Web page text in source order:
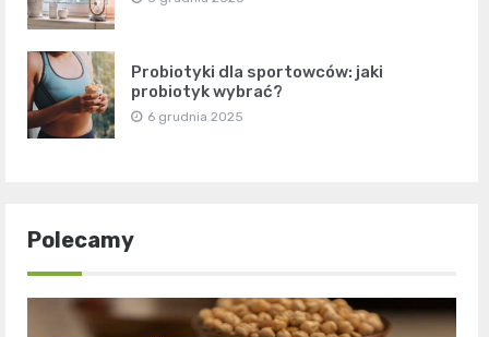
Probiotyki dla sportowców: jaki
probiotyk wybrać?
6 grudnia 2025
Polecamy